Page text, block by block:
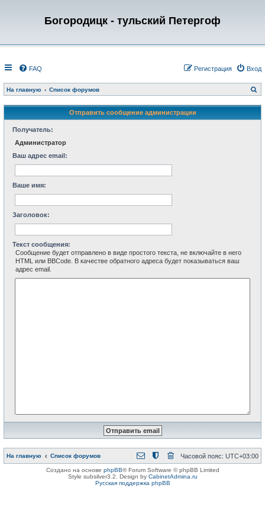
Богородицк - тульский Петергоф
FAQ Вход
Регистрация
На главную Список форумов
о
с
Отправить сообщение администрации
Получатель:
Администратор
Ваш адрес email:
Ваше имя:
Заголовок:
Текст сообщения:
Сообщение будет отправлено в виде простого текста, не включайте в него
HTML или BBCode. В качестве обратного адреса будет показываться ваш
адрес email.
На главную Список форумов Часовой пояс: UTC+03:00
Создано на основе phpBB® Forum Software © phpBB Limited
Style subsilver3.2. Design by CabinetAdmina.ru
Русская поддержка phpBB